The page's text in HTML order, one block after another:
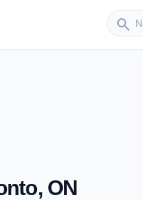
search
Sender
ON